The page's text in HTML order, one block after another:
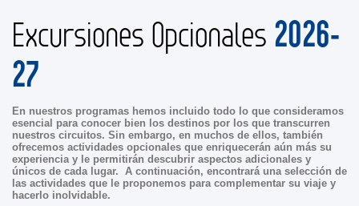
Excursiones Opcionales 2026-
27
En nuestros programas hemos incluido todo lo que consideramos
esencial para conocer bien los destinos por los que transcurren
nuestros circuitos. Sin embargo, en muchos de ellos, también
ofrecemos actividades opcionales que enriquecerán aún más su
experiencia y le permitirán descubrir aspectos adicionales y
únicos de cada lugar. A continuación, encontrará una selección de
las actividades que le proponemos para complementar su viaje y
hacerlo inolvidable.